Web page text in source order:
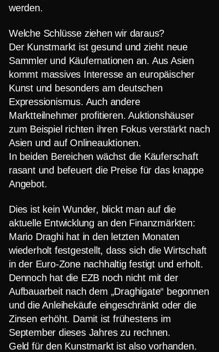
werden.
Welche Schlüsse ziehen wir daraus?
Der Kunstmarkt ist gesund und zieht neue
Sammler und Käufernationen an. Aus Asien
kommt massives Interesse an europäischer
Kunst und besonders am deutschen
Expressionismus. Auch andere
Marktteilnehmer profitieren. Auktionshäuser
zum Beispiel richten ihren Fokus verstärkt nach
Asien und auf Onlineauktionen.
In beiden Bereichen wächst die Käuferschaft
rasant und befeuert die Preise für das knappe
Angebot.
Dies ist kein Wunder, blickt man auf die
aktuelle Entwicklung an den Finanzmärkten:
Mario Draghi hat in den letzten Monaten
wiederholt festgestellt, dass sich die Wirtschaft
in der Euro-Zone nachhaltig festigt und erholt.
Dennoch hat die EZB noch nicht mit der
Aufbauarbeit nach dem „Draghigate“ begonnen
und die Anleihekäufe eingeschränkt oder die
Zinsen erhöht. Damit ist frühestens im
September dieses Jahres zu rechnen.
Geld für den Kunstmarkt ist also vorhanden.